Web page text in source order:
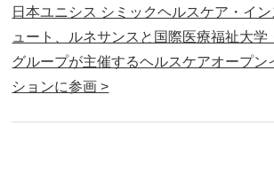
日本ユニシス シミックヘルスケア・イ
ュート、ルネサンスと国際医療福祉大学
グループが主催するヘルスケアオープン
ションに参画 >